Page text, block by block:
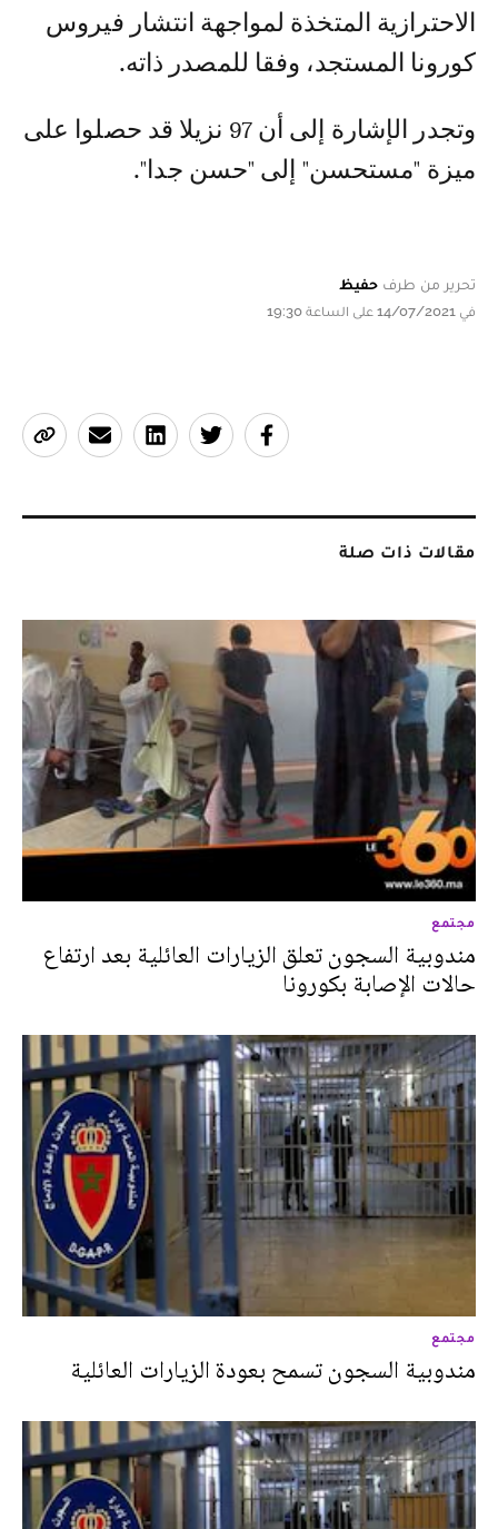
الاحترازية المتخذة لمواجهة انتشار فيروس
كورونا المستجد، وفقا للمصدر ذاته.
وتجدر الإشارة إلى أن 97 نزيلا قد حصلوا على
ميزة "مستحسن" إلى "حسن جدا".
تحرير من طرف حفيظ
في 14/07/2021 على الساعة 19:30
مقالات ذات صلة
مجتمع
مندوبية السجون تعلق الزيارات العائلية بعد ارتفاع
حالات الإصابة بكورونا
مجتمع
مندوبية السجون تسمح بعودة الزيارات العائلية